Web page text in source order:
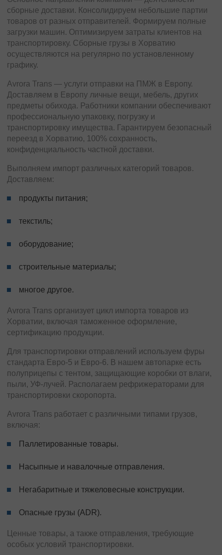
сборные доставки. Консолидируем небольшие партии
товаров от разных отправителей. Формируем полные
загрузки машин. Оптимизируем затраты клиентов на
транспортировку. Сборные грузы в Хорватию
осуществляются на регулярно по установленному
графику.
Avrora Trans — услуги отправки на ПМЖ в Европу.
Доставляем в Европу личные вещи, мебель, других
предметы обихода. Работники компании обеспечивают
профессиональную упаковку, погрузку и
транспортировку имущества. Гарантируем безопасный
переезд в Хорватию, 100% сохранность,
конфиденциальность частной доставки.
Выполняем импорт различных категорий товаров.
Доставляем:
продукты питания;
текстиль;
оборудование;
строительные материалы;
многое другое.
Avrora Trans организует цикл импорта товаров из
Хорватии, включая таможенное оформление,
сертификацию продукции.
Для транспортировки отправлений используем фуры
стандарта Евро-5 и Евро-6. В нашем автопарке есть
полуприцепы с тентом, защищающие коробки от влаги,
пыли, УФ-лучей. Располагаем рефрижераторами для
транспортировки скоропорта.
Avrora Trans работает с различными типами грузов,
включая:
Паллетированные товары.
Насыпные и навалочные отправления.
Негабаритные и тяжеловесные конструкции.
Опасные грузы (ADR).
Ценные товары, а также отправления, требующие
особых условий транспортировки.